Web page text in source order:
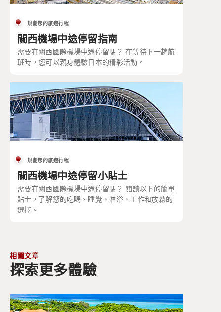
規劃您的旅遊行程
關西機場中途停留指南
需要在關西國際機場中途停留嗎？ 在等待下一趟航
班時，您可以親身體驗日本的精彩活動。
規劃您的旅遊行程
關西機場中途停留小貼士
需要在關西國際機場中途停留嗎？ 閱讀以下的簡單
貼士，了解您的吃喝、睡覺、淋浴、工作和放鬆的
選擇。
相關文章
探索更多體驗